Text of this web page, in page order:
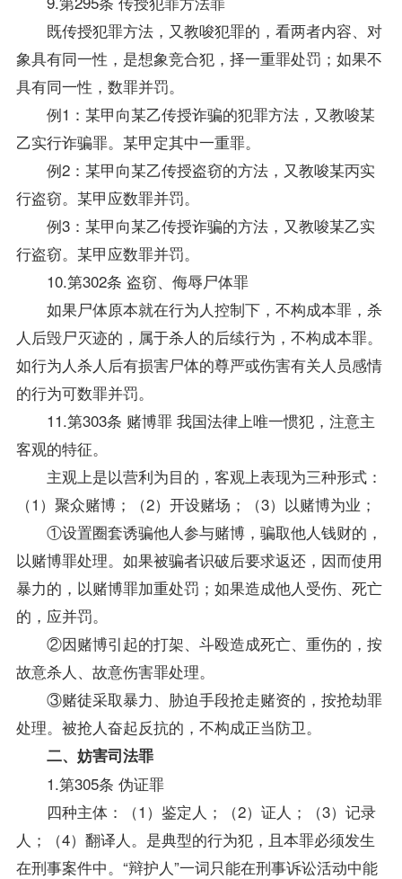
既传授犯罪方法，又教唆犯罪的，看两者内容、对
象具有同一性，是想象竞合犯，择一重罪处罚；如果不
具有同一性，数罪并罚。
例1：某甲向某乙传授诈骗的犯罪方法，又教唆某
乙实行诈骗罪。某甲定其中一重罪。
例2：某甲向某乙传授盗窃的方法，又教唆某丙实
行盗窃。某甲应数罪并罚。
例3：某甲向某乙传授诈骗的方法，又教唆某乙实
行盗窃。某甲应数罪并罚。
10.第302条 盗窃、侮辱尸体罪
如果尸体原本就在行为人控制下，不构成本罪，杀
人后毁尸灭迹的，属于杀人的后续行为，不构成本罪。
如行为人杀人后有损害尸体的尊严或伤害有关人员感情
的行为可数罪并罚。
11.第303条 赌博罪 我国法律上唯一惯犯，注意主
客观的特征。
主观上是以营利为目的，客观上表现为三种形式：
（1）聚众赌博；（2）开设赌场；（3）以赌博为业；
①设置圈套诱骗他人参与赌博，骗取他人钱财的，
以赌博罪处理。如果被骗者识破后要求返还，因而使用
暴力的，以赌博罪加重处罚；如果造成他人受伤、死亡
的，应并罚。
②因赌博引起的打架、斗殴造成死亡、重伤的，按
故意杀人、故意伤害罪处理。
③赌徒采取暴力、胁迫手段抢走赌资的，按抢劫罪
处理。被抢人奋起反抗的，不构成正当防卫。
二、妨害司法罪
1.第305条 伪证罪
四种主体：（1）鉴定人；（2）证人；（3）记录
人；（4）翻译人。是典型的行为犯，且本罪必须发生
在刑事案件中。“辩护人”一词只能在刑事诉讼活动中能